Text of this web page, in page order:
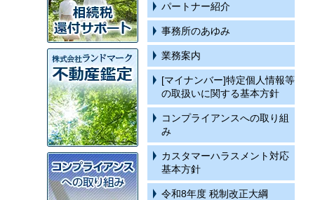
パートナー紹介
事務所のあゆみ
業務案内
[マイナンバー]特定個人情報等
の取扱いに関する基本方針
コンプライアンスへの取り組
み
カスタマーハラスメント対応
基本方針
令和8年度 税制改正大綱